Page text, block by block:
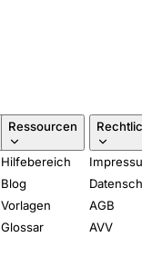
Ressourcen
Hilfebereich
Blog
Vorlagen
Glossar
AGB
AVV